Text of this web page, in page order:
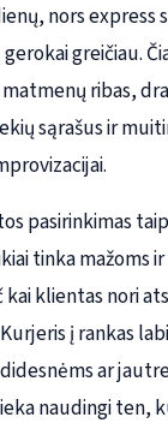
nors express
greičiau.
ribas,
sąrašus ir
pasirinkimas
tinka mažoms
klientas nori
į rankas
ar
naudingi ten,